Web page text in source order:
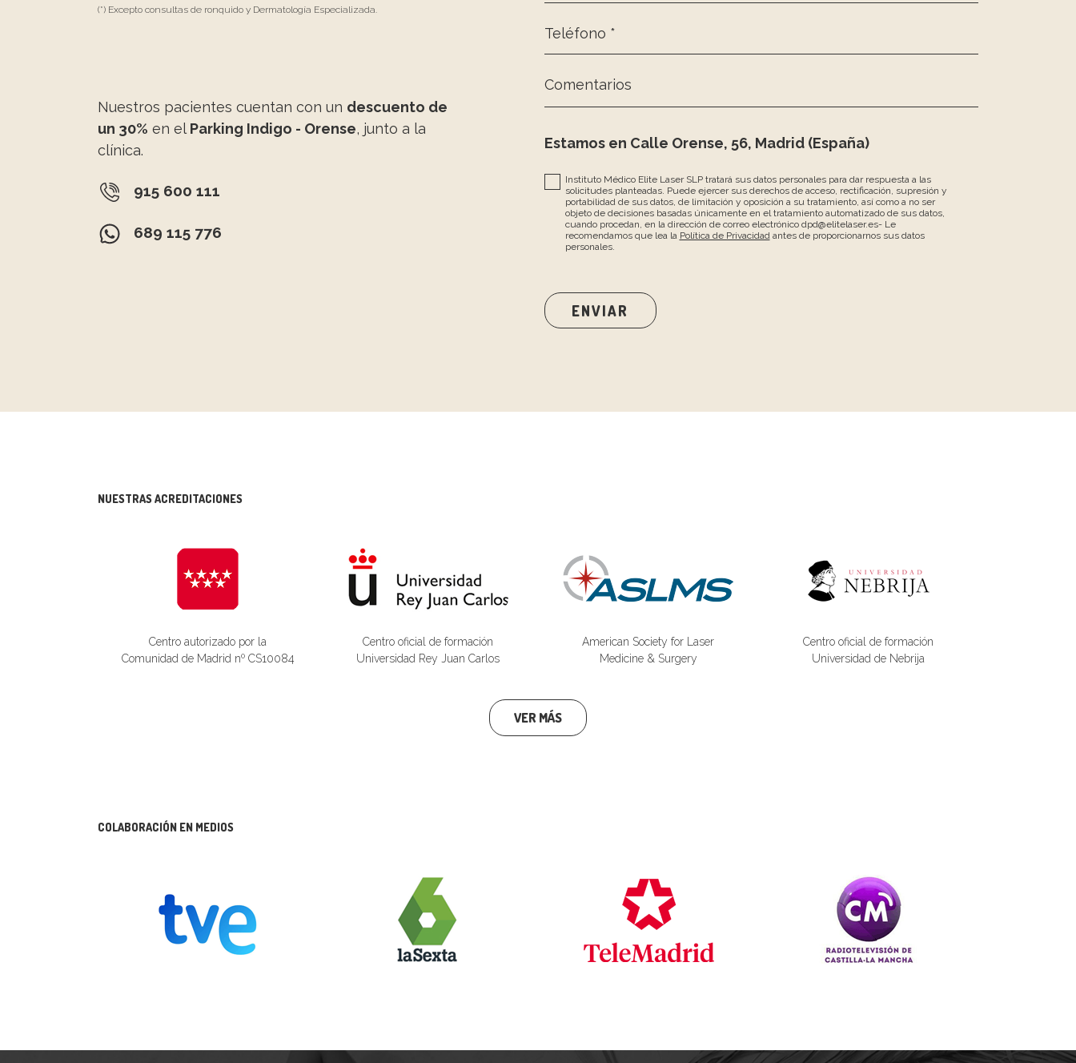
(*) Excepto consultas de ronquido y Dermatología Especializada.
Nuestros pacientes cuentan con un descuento de
un 30% en el Parking Indigo - Orense, junto a la
clínica.
915 600 111
689 115 776
Teléfono *
Comentarios
Estamos en Calle Orense, 56, Madrid (España)
Instituto Médico Elite Laser SLP tratará sus datos personales para dar respuesta a las
solicitudes planteadas. Puede ejercer sus derechos de acceso, rectificación, supresión y
portabilidad de sus datos, de limitación y oposición a su tratamiento, así como a no ser
objeto de decisiones basadas únicamente en el tratamiento automatizado de sus datos,
cuando procedan, en la dirección de correo electrónico dpd@elitelaser.es- Le
recomendamos que lea la Política de Privacidad antes de proporcionarnos sus datos
personales.
NUESTRAS ACREDITACIONES
Centro autorizado por la
Comunidad de Madrid nº CS10084
Centro oficial de formación
Universidad Rey Juan Carlos
American Society for Laser
Medicine & Surgery
Centro oficial de formación
Universidad de Nebrija
VER MÁS
COLABORACIÓN EN MEDIOS